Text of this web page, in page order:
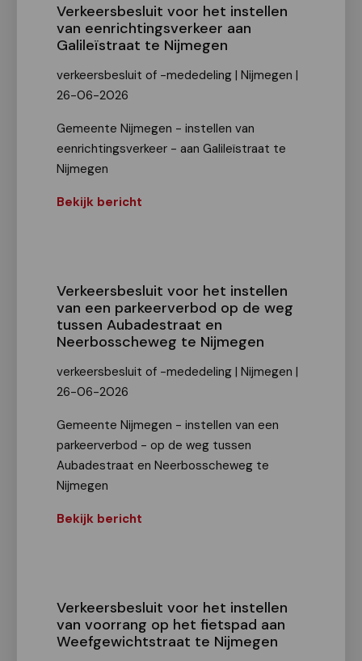
Verkeersbesluit voor het instellen
van eenrichtingsverkeer aan
Galileïstraat te Nijmegen
verkeersbesluit of -mededeling | Nijmegen |
26-06-2026
Gemeente Nijmegen - instellen van
eenrichtingsverkeer - aan Galileïstraat te
Nijmegen
Bekijk bericht
Verkeersbesluit voor het instellen
van een parkeerverbod op de weg
tussen Aubadestraat en
Neerbosscheweg te Nijmegen
verkeersbesluit of -mededeling | Nijmegen |
26-06-2026
Gemeente Nijmegen - instellen van een
parkeerverbod - op de weg tussen
Aubadestraat en Neerbosscheweg te
Nijmegen
Bekijk bericht
Verkeersbesluit voor het instellen
van voorrang op het fietspad aan
Weefgewichtstraat te Nijmegen